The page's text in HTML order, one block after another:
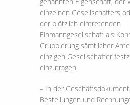
einzelnen Gesellschafters
der plötzlich eintretenden
Einmanngesellschaft als
Gruppierung sämtlicher
einzigen Gesellschafter
einzutragen.
– In der
Bestellungen und